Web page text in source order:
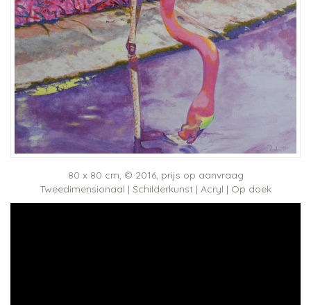
80 x 80 cm, © 2016, prijs op aanvraag
Tweedimensionaal | Schilderkunst | Acryl | Op doek